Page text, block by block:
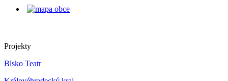
Projekty
Blsko Teatr